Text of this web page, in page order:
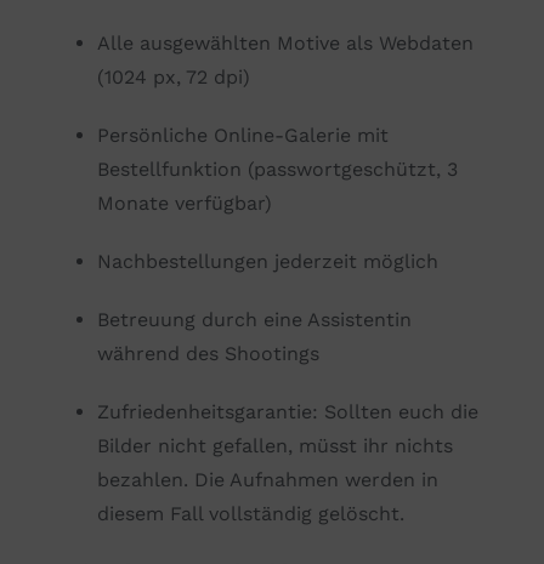
Alle ausgewählten Motive als Webdaten
(1024 px, 72 dpi)
Persönliche Online-Galerie mit
Bestellfunktion (passwortgeschützt, 3
Monate verfügbar)
Nachbestellungen jederzeit möglich
Betreuung durch eine Assistentin
während des Shootings
Zufriedenheitsgarantie: Sollten euch die
Bilder nicht gefallen, müsst ihr nichts
bezahlen. Die Aufnahmen werden in
diesem Fall vollständig gelöscht.